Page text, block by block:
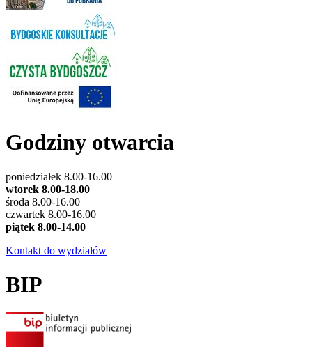
Godziny otwarcia
poniedziałek 8.00-16.00
wtorek 8.00-18.00
środa 8.00-16.00
czwartek 8.00-16.00
piątek 8.00-14.00
Kontakt do wydziałów
BIP